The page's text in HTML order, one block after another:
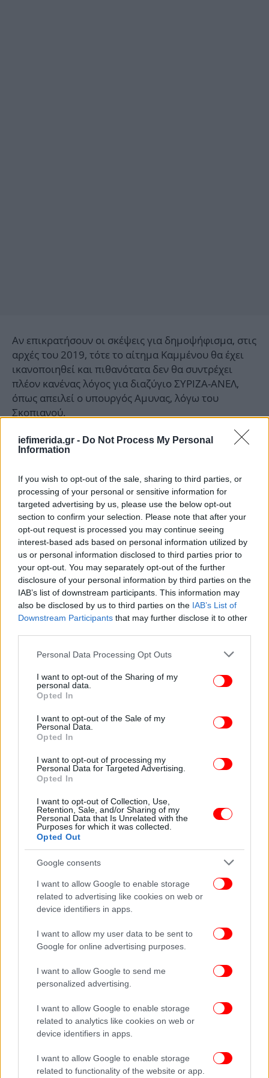
iefimerida.gr - Do Not Process My Personal
Information
If you wish to opt-out of the sale, sharing to third parties, or
processing of your personal or sensitive information for
targeted advertising by us, please use the below opt-out
section to confirm your selection. Please note that after your
opt-out request is processed you may continue seeing
interest-based ads based on personal information utilized by
us or personal information disclosed to third parties prior to
your opt-out. You may separately opt-out of the further
disclosure of your personal information by third parties on the
IAB’s list of downstream participants. This information may
also be disclosed by us to third parties on the IAB’s List of
Downstream Participants that may further disclose it to other
Please note that this website/app uses one or more Google
not limited to your visit or usage behaviour. You may click to
grant or deny consent to Google and its third-party tags to
use your data for below specified purposes in below Google
consent section.
Personal Data Processing Opt Outs
I want to opt-out of the Sharing of my
personal data.
Opted In
I want to opt-out of the Sale of my
Personal Data.
Opted In
I want to opt-out of processing my
Personal Data for Targeted Advertising.
Opted In
I want to opt-out of Collection, Use,
Retention, Sale, and/or Sharing of my
Personal Data that Is Unrelated with the
Purposes for which it was collected.
Opted Out
Google consents
I want to allow Google to enable storage
related to advertising like cookies on web or
device identifiers in apps.
I want to allow my user data to be sent to
Google for online advertising purposes.
I want to allow Google to send me
personalized advertising.
I want to allow Google to enable storage
related to analytics like cookies on web or
device identifiers in apps.
I want to allow Google to enable storage
related to functionality of the website or app.
Αν επικρατήσουν οι σκέψεις για δημοψήφισμα, στις
αρχές του 2019, τότε το αίτημα Καμμένου θα έχει
ικανοποιηθεί και πιθανότατα δεν θα συντρέχει
πλέον κανένας λόγος για διαζύγιο ΣΥΡΙΖΑ-ΑΝΕΛ,
όπως απειλεί ο υπουργός Αμυνας, λόγω του
Σκοπιανού.
Την ίδια ώρα, στα Σκόπια ο Ζόραν Ζάεφ ετοιμάζεται
30 Σεπτεμβρίου. Ο Σκοπιανός πρωθυπουργός τα
δίνει όλα προσπαθώντας να αξιοποιήσει το κλίμα
επικείμενης ένταξης της ΠΓΔΜ στο ΝΑΤΟ για να
πείσει τους πολίτες της χώρας του ότι με την
επικύρωση της συμφωνίας των Πρεσπών θα
ανοίξουν οι πόρτες για ενσωμάτωση της «Βόρειας
Μακεδονίας» στον μεγαλύτερο αμυντικό οργανισμό
στον πλανήτη και στην ΕΕ.
Η συνέχεια θα κριθεί από το αποτέλεσμα του
δημοψηφίσματος: Πιθανή έγκριση της συμφωνίας
των Πρεσπών από τους Σκοπιανούς στο
δημοψήφισμα αναμένεται να καταστήσει την
επακόλουθη συνταγματική αναθεώρηση τυπική
διαδικασία, αφού είναι αμφίβολο αν θα βρεθούν
βουλευτές να αγνοήσουν τη βούληση του λαού.